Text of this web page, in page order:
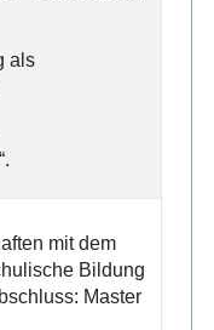
als
mit dem
Bildung
Master